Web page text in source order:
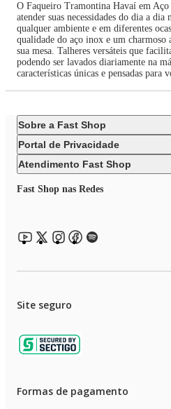
O Faqueiro Tramontina Havaí em
atender suas necessidades do dia a
qualquer ambiente e em diferentes
qualidade do aço inox e um charmoso
sua mesa. Talheres versáteis que
podendo ser lavados diariamente na
características únicas e pensadas para
Sobre a Fast Shop
Portal de Privacidade
Atendimento Fast Shop
Fast Shop nas Redes
Site seguro
Formas de pagamento